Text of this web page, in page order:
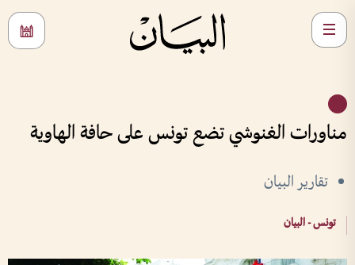
مناورات الغنوشي تضع تونس على حافة الهاوية
تقارير البيان
تونس - البيان